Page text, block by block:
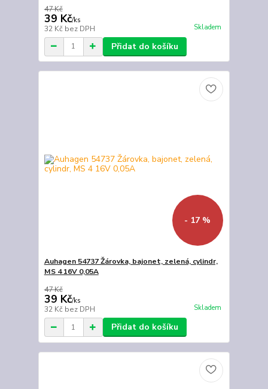
47 Kč
39 Kč/ks
32 Kč bez DPH Skladem
Přidat do košíku
- 17 %
Auhagen 54737 Žárovka, bajonet, zelená, cylindr,
MS 4 16V 0,05A
47 Kč
39 Kč/ks
32 Kč bez DPH Skladem
Přidat do košíku